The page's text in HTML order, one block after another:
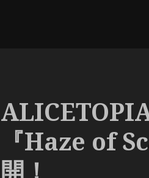
『Haze of
開！